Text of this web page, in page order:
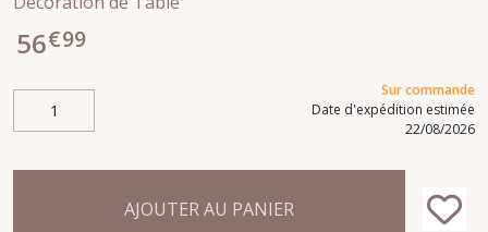
56€99
Sur commande
Date d'expédition estimée
22/08/2026
AJOUTER AU PANIER